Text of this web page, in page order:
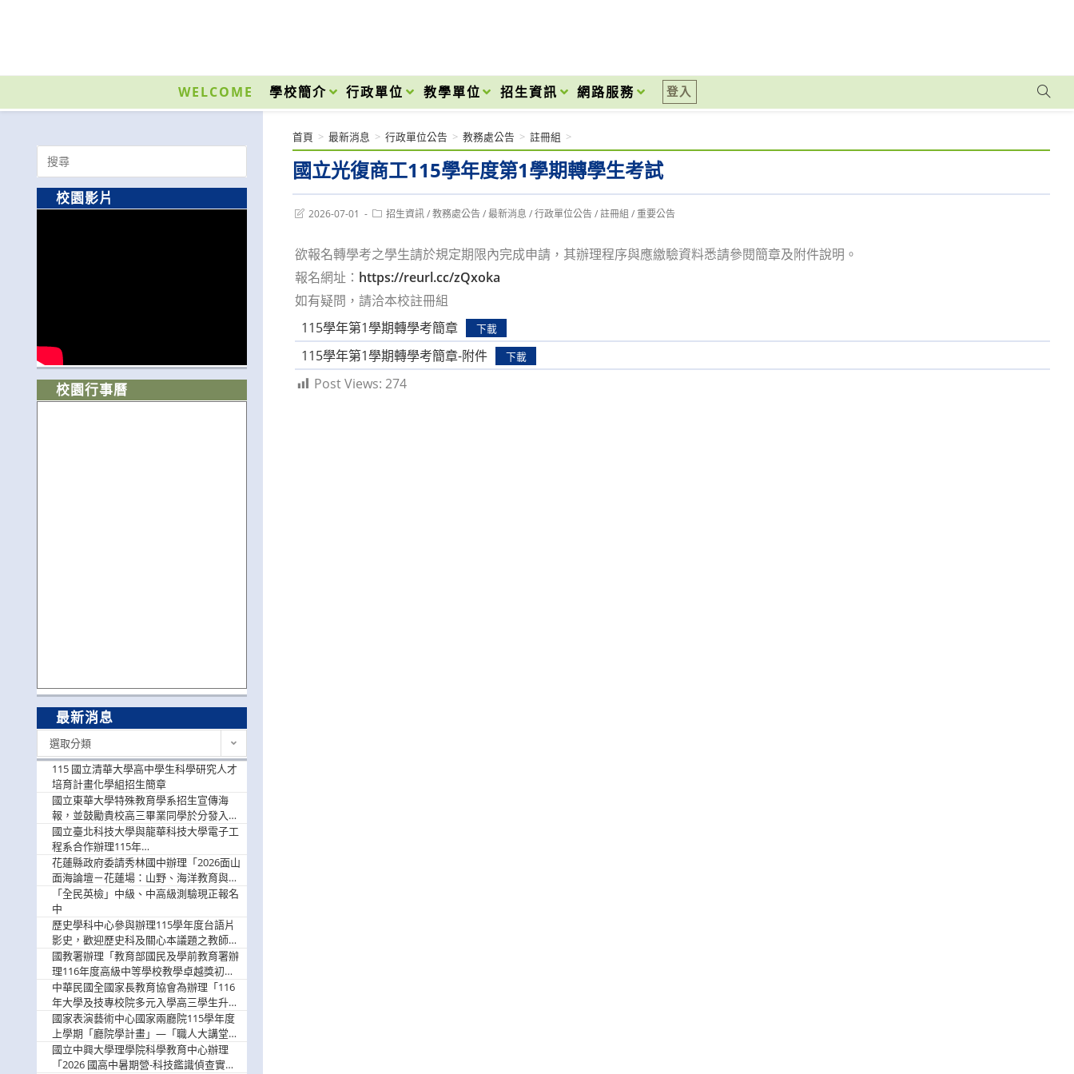
內
WELCOME 學校簡介 行政單位 教學單位 招生資訊 網路服務 登入
國立光復商工115學年度第1學期轉學生考試
首頁 > 最新消息 > 行政單位公告 > 教務處公告 > 註冊組 >
Post2026-07-01
Post招生資訊 / 教務處公告 / 最新消息 / 行政單位公告 / 註冊組 / 重要公告
欲報名轉學考之學生請於規定期限內完成申請，其辦理程序與應繳驗資料悉請參閱簡章及附件說明。
報名網址： https://reurl.cc/zQxoka
如有疑問，請洽本校註冊組
115學年第1學期轉學考簡章
下載
115學年第1學期轉學考簡章-附件 下載
Post Views: 274
Search
for:
校園影片
校園行事曆
最新消息
選取分類
115 國立清華大學高中學生科學研究人才
培育計畫化學組招生簡章
國立東華大學特殊教育學系招生宣傳海
報，並鼓勵貴校高三畢業同學於分發入學
階段踴躍選填。
國立臺北科技大學與龍華科技大學電子工
程系合作辦理115年
「115.08.10~08.12「AI賦能應用於智慧半
導體研習營」，歡迎學生踴躍報名參加
花蓮縣政府委請秀林國中辦理「2026面山
面海論壇－花蓮場：山野、海洋教育與戶
外安全實務課程」，歡迎踴躍報名參加
「全民英檢」中級、中高級測驗現正報名
中
歷史學科中心參與辦理115學年度台語片
影史，歡迎歷史科及關心本議題之教師踴
躍報名參加
國教署辦理「教育部國民及學前教育署辦
理116年度高級中等學校教學卓越獎初選
實施計畫」，鼓勵教師踴躍報名
中華民國全國家長教育協會為辦理「116
年大學及技專校院多元入學高三學生升學
輔導家長說明會」
國家表演藝術中心國家兩廳院115學年度
上學期「廳院學計畫」—「職人大講堂」
及「一日體驗課程」，鼓勵踴躍報名參
與。
國立中興大學理學院科學教育中心辦理
「2026 國高中暑期營-科技鑑識偵查實戰